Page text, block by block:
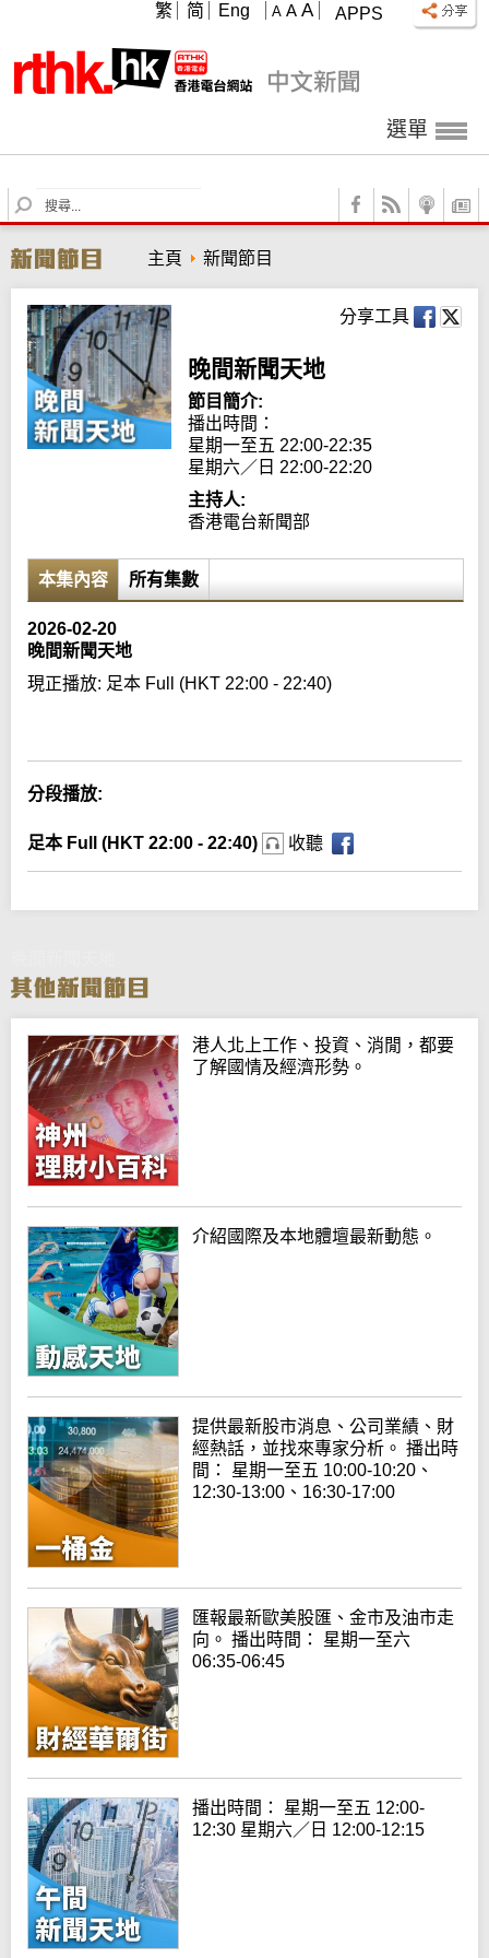
APPS
A A A
繁 简 Eng
選單
S
e
r
c
h
主頁 新聞節目
分享工具
晚間新聞天地
節目簡介:
播出時間：
星期一至五 22:00-22:35
星期六／日 22:00-22:20
主持人:
香港電台新聞部
本集內容 所有集數
2026-02-20
晚間新聞天地
現正播放: 足本 Full (HKT 22:00 - 22:40)
分段播放:
足本 Full (HKT 22:00 - 22:40) 收聽
港人北上工作、投資、消閒，都要
了解國情及經濟形勢。
介紹國際及本地體壇最新動態。
提供最新股市消息、公司業績、財
經熱話，並找來專家分析。 播出時
間： 星期一至五 10:00-10:20、
12:30-13:00、16:30-17:00
匯報最新歐美股匯、金市及油市走
向。 播出時間： 星期一至六
06:35-06:45
播出時間： 星期一至五 12:00-
12:30 星期六／日 12:00-12:15